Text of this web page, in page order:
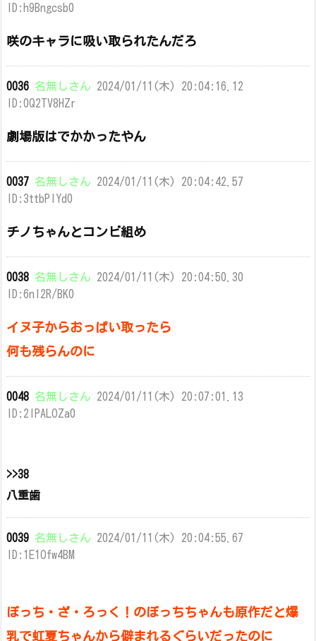
ID:h9Bngcsb0
咲のキャラに吸い取られたんだろ
0036 名無しさん 2024/01/11(木) 20:04:16.12
ID:0Q2TV8HZr
劇場版はでかかったやん
0037 名無しさん 2024/01/11(木) 20:04:42.57
ID:3ttbPIYd0
チノちゃんとコンビ組め
0038 名無しさん 2024/01/11(木) 20:04:50.30
ID:6nl2R/BK0
イヌ子からおっぱい取ったら
何も残らんのに
0048 名無しさん 2024/01/11(木) 20:07:01.13
ID:2IPALOZa0
>>38
八重歯
0039 名無しさん 2024/01/11(木) 20:04:55.67
ID:1E1Ofw4BM
ぼっち・ざ・ろっく！のぼっちちゃんも原作だと爆
乳で虹夏ちゃんから僻まれるぐらいだったのに